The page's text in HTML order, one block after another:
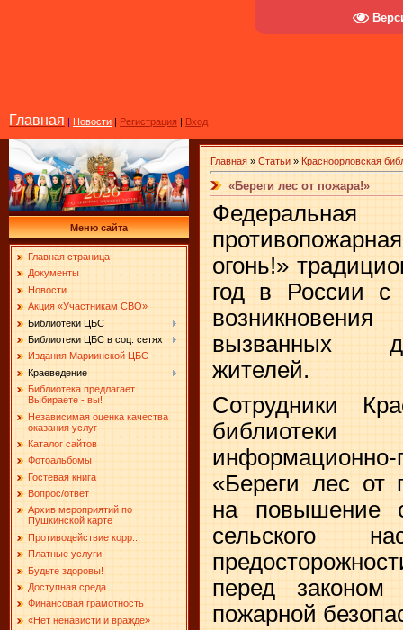
Главная | Новости | Регистрация | Вход
Меню сайта
Главная страница
Документы
Новости
Акция «Участникам СВО»
Библиотеки ЦБС
Библиотеки ЦБС в соц. сетях
Издания Мариинской ЦБС
Краеведение
Библиотека предлагает.
Выбираете - вы!
Независимая оценка качества
оказания услуг
Каталог сайтов
Фотоальбомы
Гостевая книга
Вопрос/ответ
Архив мероприятий по
Пушкинской карте
Противодействие корр...
Платные услуги
Будьте здоровы!
Доступная среда
Финансовая грамотность
«Нет ненависти и вражде»
Главная » Статьи » Красноорловская
«Береги лес от пожара!»
огонь!»
год в России с
вызванных
жителей.
Сотрудники
«Береги лес от
на повышение
сельского
перед
пожарной